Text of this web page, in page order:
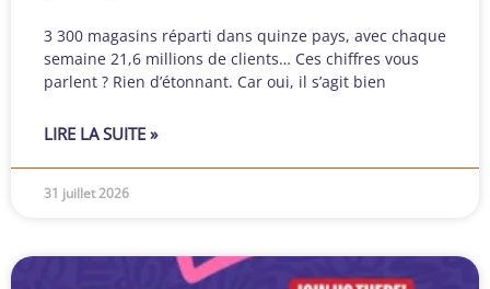
3 300 magasins réparti dans quinze pays, avec chaque
semaine 21,6 millions de clients… Ces chiffres vous
parlent ? Rien d’étonnant. Car oui, il s’agit bien
LIRE LA SUITE »
31 juillet 2026